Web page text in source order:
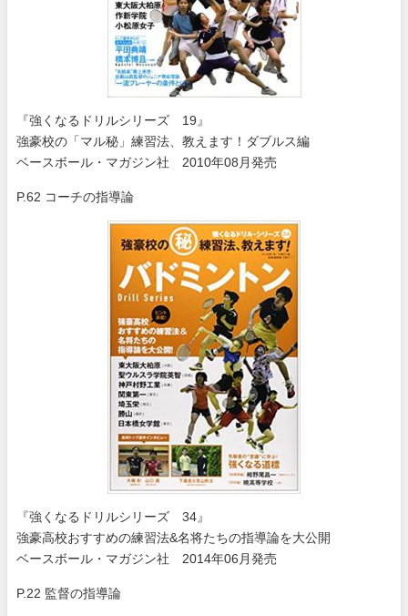
『強くなるドリルシリーズ 19』
強豪校の「マル秘」練習法、教えます！ダブルス編
ベースボール・マガジン社 2010年08月発売
P.62 コーチの指導論
『強くなるドリルシリーズ 34』
強豪高校おすすめの練習法&名将たちの指導論を大公開
ベースボール・マガジン社 2014年06月発売
P.22 監督の指導論